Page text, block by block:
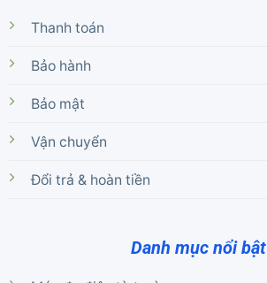
Thanh toán
Bảo hành
Bảo mật
Vận chuyển
Đổi trả & hoàn tiền
Danh mục nổi bật